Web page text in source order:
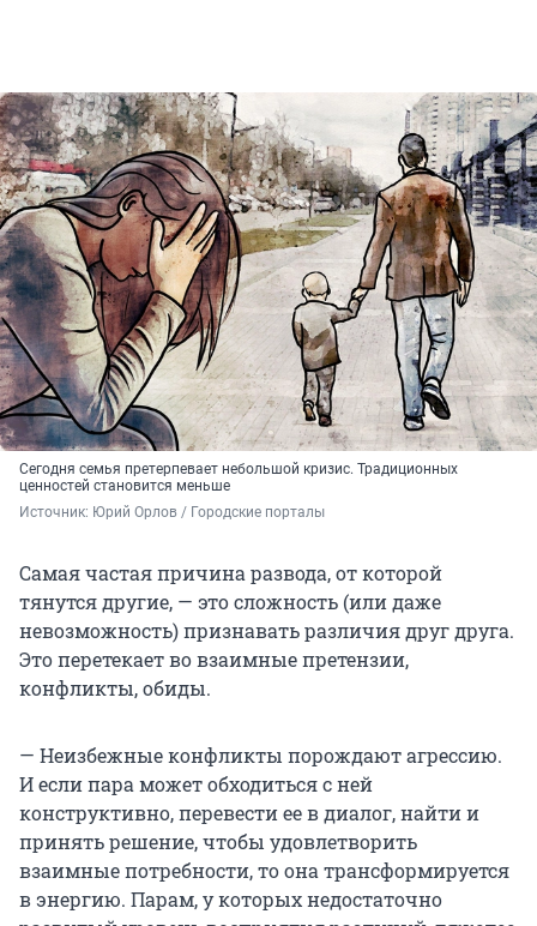
Сегодня семья претерпевает небольшой кризис. Традиционных
ценностей становится меньше
Источник: Юрий Орлов / Городские порталы
Самая частая причина развода, от которой
тянутся другие, — это сложность (или даже
невозможность) признавать различия друг друга.
Это перетекает во взаимные претензии,
конфликты, обиды.
— Неизбежные конфликты порождают агрессию.
И если пара может обходиться с ней
конструктивно, перевести ее в диалог, найти и
принять решение, чтобы удовлетворить
взаимные потребности, то она трансформируется
в энергию. Парам, у которых недостаточно